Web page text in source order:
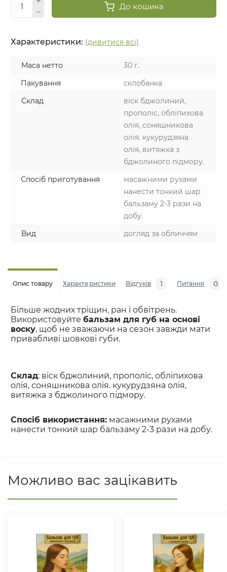
До кошика
Характеристики: (дивитися всі)
Маса нетто
30 г.
Пакування
склобанка
Склад
віск бджолиний,
прополіс, обліпихова
олія, соняшникова
олія. кукурудзяна
олія, витяжка з
бджолиного підмору.
Спосіб приготування
масажними рухами
нанести тонкий шар
бальзаму 2-3 рази на
добу.
Вид
догляд за обличчям
Опис товару Характеристики Відгуків 1 Питання 0
Більше жодних тріщин, ран і обвітрень.
Використовуйте бальзам для губ на основі
воску, щоб не зважаючи на сезон завжди мати
привабливі шовкові губи.
Склад: віск бджолиний, прополіс, обліпихова
олія, соняшникова олія. кукурудзяна олія,
витяжка з бджолиного підмору.
Спосіб використання: масажними рухами
нанести тонкий шар бальзаму 2-3 рази на добу.
Можливо вас зацікавить